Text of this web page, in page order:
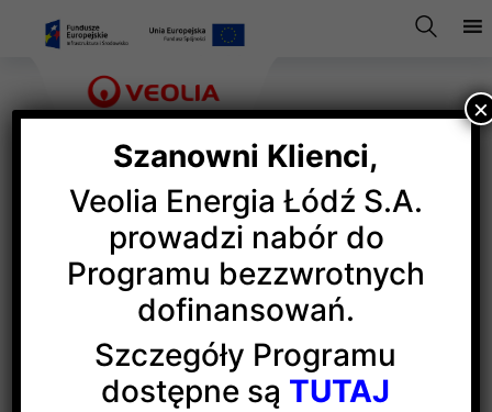
Veolia Przyjacielem rugby
Veolia Energia Łódź otrzymała tytuł „Przyjaciela
rugby” i została uhonorowana złotym medalem „50-
lecia rugby w Budowlanych”. Dziękujemy bardzo
i jesteśmy dumni, że znaleźliśmy się w gronie tych,
Szanowni Klienci,
Veolia Energia Łódź S.A.
prowadzi nabór do
Programu bezzwrotnych
dofinansowań.
Szczegóły Programu
dostępne są TUTAJ
×